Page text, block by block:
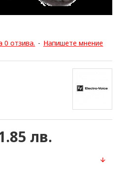
0 отзива. - Напишете мнение
лв.